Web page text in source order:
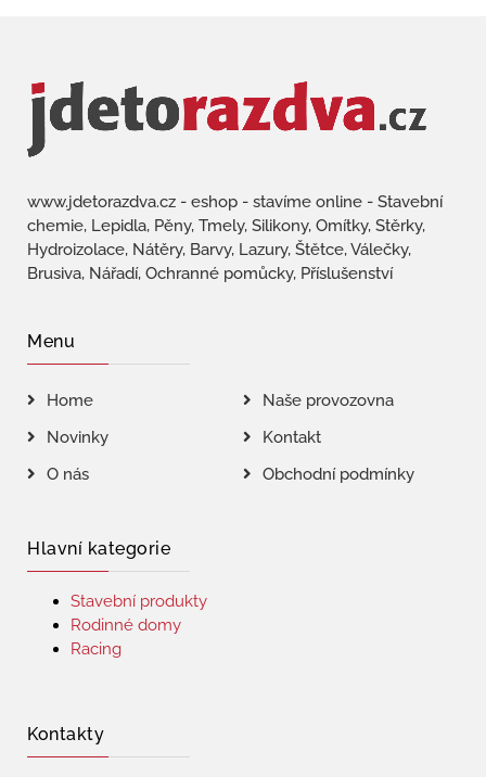
www.jdetorazdva.cz - eshop - stavíme online - Stavební
chemie, Lepidla, Pěny, Tmely, Silikony, Omítky, Stěrky,
Hydroizolace, Nátěry, Barvy, Lazury, Štětce, Válečky,
Brusiva, Nářadí, Ochranné pomůcky, Příslušenství
Menu
Home
Naše provozovna
Novinky
Kontakt
O nás
Obchodní podmínky
Hlavní kategorie
Stavební produkty
Rodinné domy
Racing
Kontakty